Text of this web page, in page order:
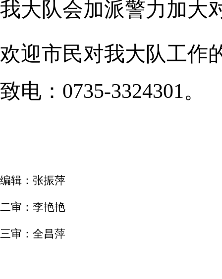
我大队会加派警力加大
欢迎市民对我大队工作
致电：0735-3324301。
编辑：张振萍
二审：李艳艳
三审：全昌萍